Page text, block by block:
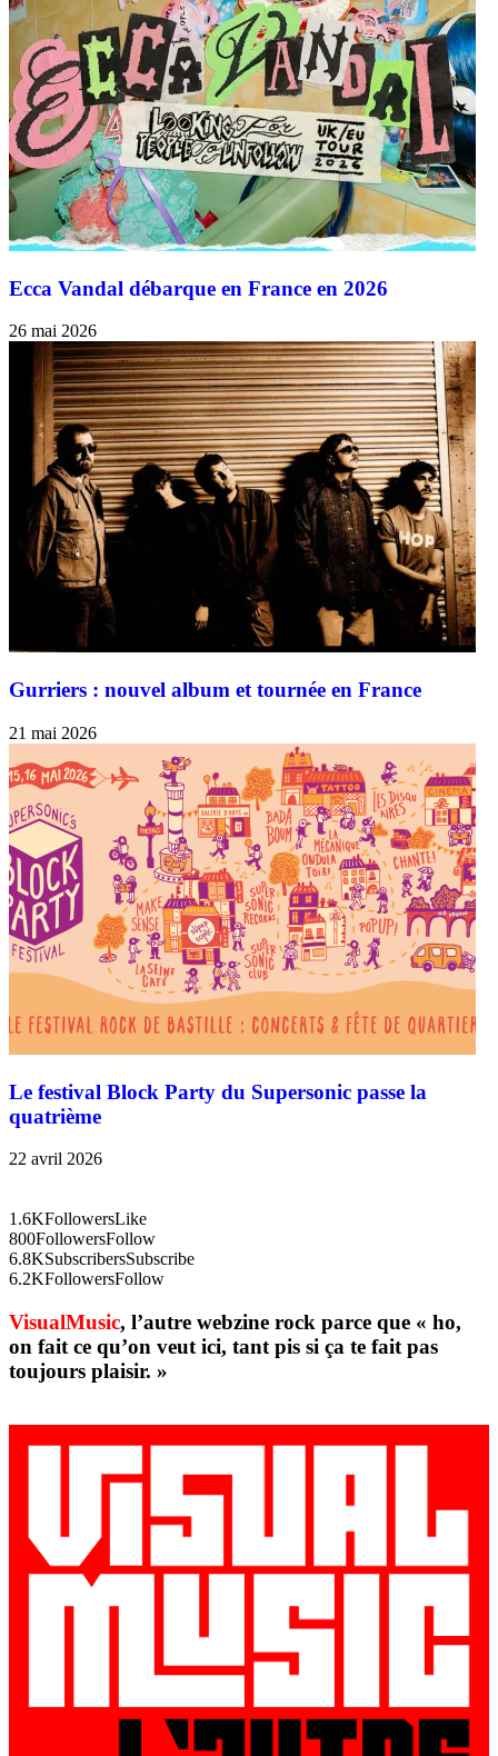
Ecca Vandal débarque en France en 2026
26 mai 2026
Gurriers : nouvel album et tournée en France
21 mai 2026
Le festival Block Party du Supersonic passe la
quatrième
22 avril 2026
1.6KFollowersLike
800FollowersFollow
6.8KSubscribersSubscribe
6.2KFollowersFollow
VisualMusic, l’autre webzine rock parce que « ho,
on fait ce qu’on veut ici, tant pis si ça te fait pas
toujours plaisir. »